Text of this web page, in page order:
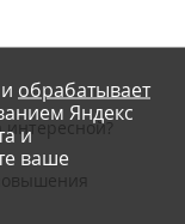
интересной?
обрабатывает
Яндекс
и
ваше